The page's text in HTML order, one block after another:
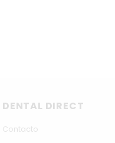
DENTAL DIRECT
Contacto